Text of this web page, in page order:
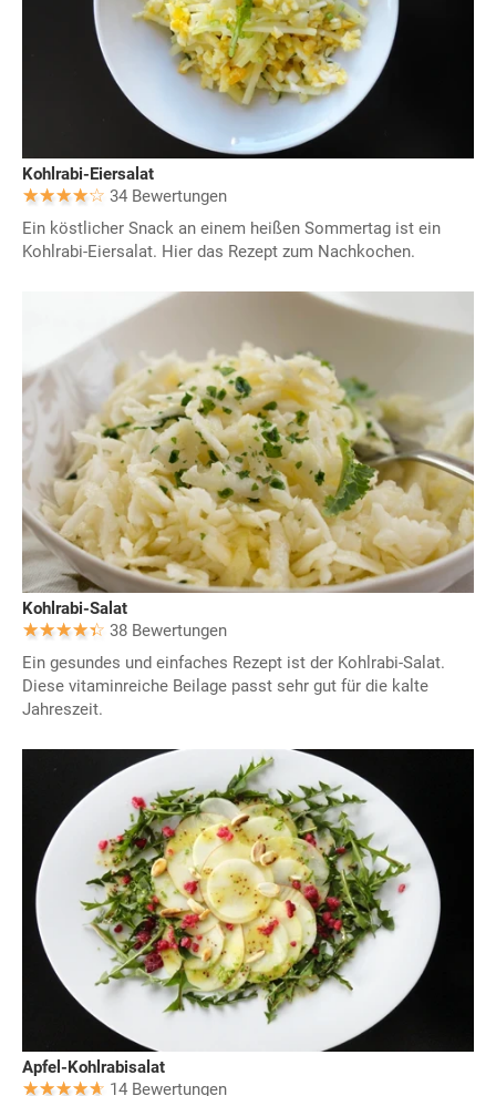
Kohlrabi-Eiersalat
34 Bewertungen
Ein köstlicher Snack an einem heißen Sommertag ist ein
Kohlrabi-Eiersalat. Hier das Rezept zum Nachkochen.
Kohlrabi-Salat
38 Bewertungen
Ein gesundes und einfaches Rezept ist der Kohlrabi-Salat.
Diese vitaminreiche Beilage passt sehr gut für die kalte
Jahreszeit.
Apfel-Kohlrabisalat
14 Bewertungen